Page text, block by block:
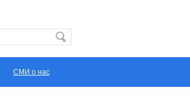
СМИ о нас